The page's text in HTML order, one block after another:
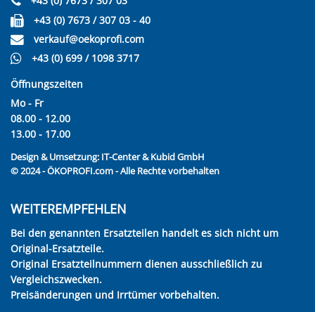
+43 (0) 7673 / 307 03 - 40
verkauf@oekoprofi.com
+43 (0) 699 / 1098 3717
Öffnungszeiten
Mo - Fr
08.00 - 12.00
13.00 - 17.00
Design & Umsetzung: IT-Center & Kubid GmbH
© 2024 - ÖKOPROFI.com - Alle Rechte vorbehalten
WEITEREMPFEHLEN
Bei den genannten Ersatzteilen handelt es sich nicht um
Original-Ersatzteile.
Original Ersatzteilnummern dienen ausschließlich zu
Vergleichszwecken.
Preisänderungen und Irrtümer vorbehalten.